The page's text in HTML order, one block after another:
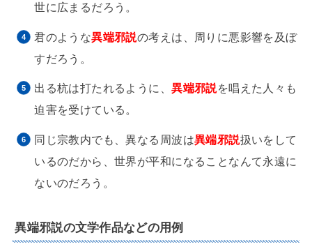
世に広まるだろう。
君のような異端邪説の考えは、周りに悪影響を及ぼ
すだろう。
出る杭は打たれるように、異端邪説を唱えた人々も
迫害を受けている。
同じ宗教内でも、異なる周波は異端邪説扱いをして
いるのだから、世界が平和になることなんて永遠に
ないのだろう。
異端邪説の文学作品などの用例